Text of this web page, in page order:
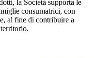
la Società supporta le
consumatrici, con
al fine di contribuire a